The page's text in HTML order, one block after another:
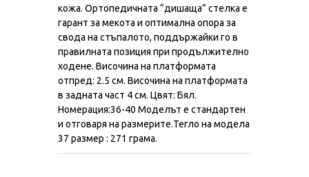
кожа. Ортопедичната “дишаща” стелка е
гарант за мекота и оптимална опора за
свода на стъпалото, поддържайки го в
правилната позиция при продължително
ходене. Височина на платформата
отпред: 2.5 см. Височина на платформата
в задната част 4 см. Цвят: Бял.
Номерация:36-40 Моделът е стандартен
и отговаря на размерите.Тегло на модела
37 размер : 271 грама.